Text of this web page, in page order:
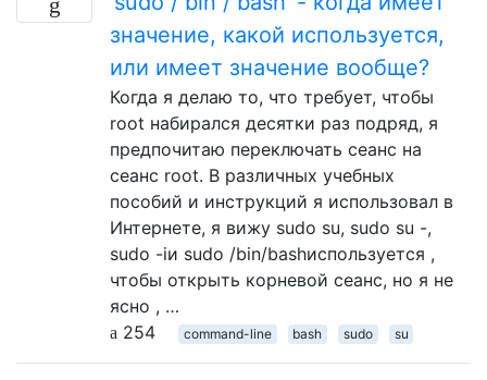
значение, какой используется,
или имеет значение вообще?
Когда я делаю то, что требует, чтобы
root набирался десятки раз подряд, я
предпочитаю переключать сеанс на
сеанс root. В различных учебных
пособий и инструкций я использовал в
Интернете, я вижу sudo su, sudo su -,
sudo -iи sudo /bin/bashиспользуется ,
чтобы открыть корневой сеанс, но я не
ясно , …
254
command-line bash sudo su